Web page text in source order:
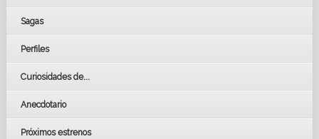
Sagas
Perfiles
Curiosidades de...
Anecdotario
Próximos estrenos